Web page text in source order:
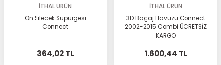
İTHAL ÜRÜN
Ön Silecek Süpürgesi
Connect
364,02 TL
İTHAL ÜRÜN
3D Bagaj Havuzu Connect
2002-2015 Combi ÜCRETSİZ
KARGO
1.600,44 TL